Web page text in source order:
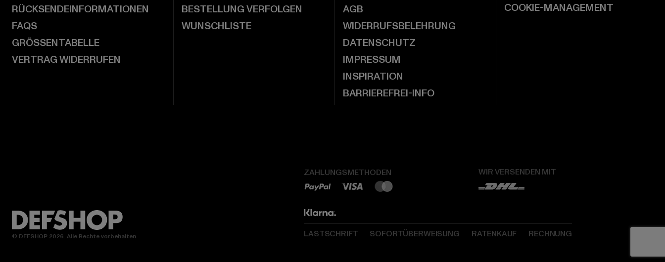
RÜCKSENDEINFORMATIONEN
FAQS
GRÖSSENTABELLE
VERTRAG WIDERRUFEN
BESTELLUNG VERFOLGEN
WUNSCHLISTE
AGB
WIDERRUFSBELEHRUNG
DATENSCHUTZ
IMPRESSUM
INSPIRATION
BARRIEREFREI-INFO
COOKIE-MANAGEMENT
ZAHLUNGSMETHODEN WIR VERSENDEN MIT
LASTSCHRIFT SOFORTÜBERWEISUNG RATENKAUF RECHNUNG
© DEFSHOP 2026. Alle Rechte vorbehalten